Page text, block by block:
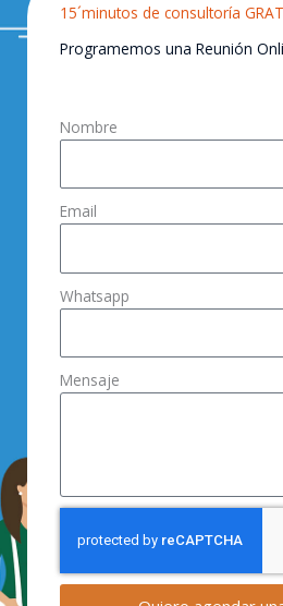
15´minutos de consultoría
Programemos una Reunión
Nombre
Email
Whatsapp
Mensaje